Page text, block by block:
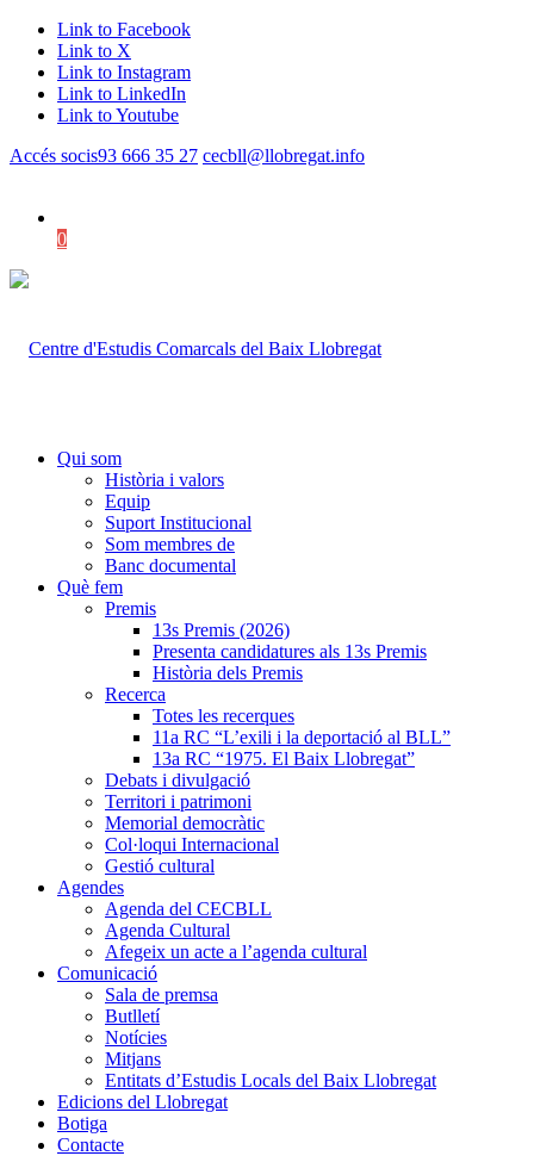
Link to Facebook
Link to X
Link to Instagram
Link to LinkedIn
Link to Youtube
Accés socis93 666 35 27 cecbll@llobregat.info
0
Qui som
Història i valors
Equip
Suport Institucional
Som membres de
Banc documental
Què fem
Premis
13s Premis (2026)
Presenta candidatures als 13s Premis
Història dels Premis
Recerca
Totes les recerques
11a RC “L’exili i la deportació al BLL”
13a RC “1975. El Baix Llobregat”
Debats i divulgació
Territori i patrimoni
Memorial democràtic
Col·loqui Internacional
Gestió cultural
Agendes
Agenda del CECBLL
Agenda Cultural
Afegeix un acte a l’agenda cultural
Comunicació
Sala de premsa
Butlletí
Notícies
Mitjans
Entitats d’Estudis Locals del Baix Llobregat
Edicions del Llobregat
Botiga
Contacte